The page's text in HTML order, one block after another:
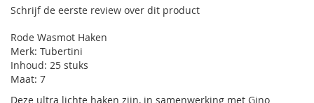
gallerij
Schrijf de eerste review over dit product
Rode Wasmot Haken
Merk: Tubertini
Inhoud: 25 stuks
Maat: 7
Deze ultra lichte haken zijn, in samenwerking met Gino